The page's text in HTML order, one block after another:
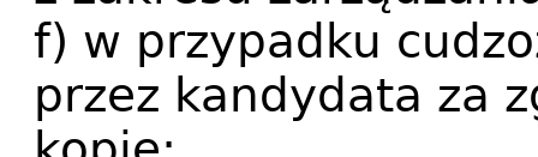
f) w przypadku
przez kandydata za